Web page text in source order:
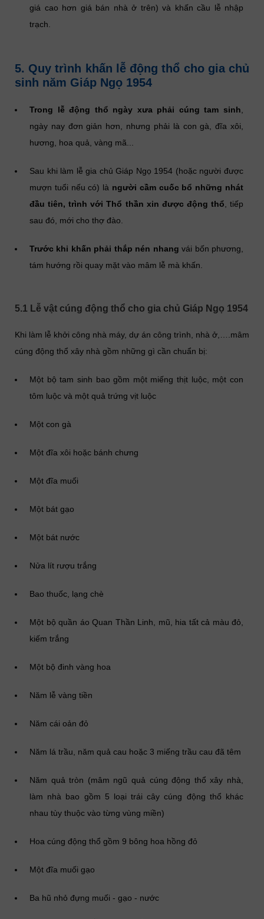
giá cao hơn giá bán nhà ở trên) và khấn cầu lễ nhập
trạch.
5. Quy trình khấn lễ động thổ cho gia chủ
sinh năm Giáp Ngọ 1954
Trong lễ động thổ ngày xưa phải cúng tam sinh
ngày nay đơn giản hơn, nhưng phải là con gà, đĩa xôi,
hương, hoa quả, vàng mã...
Sau khi làm lễ gia chủ Giáp Ngọ 1954 (hoặc người được
mượn tuổi nếu có) là người cầm cuốc bổ những nhát
đầu tiên, trình với Thổ thần xin được động thổ , tiếp
sau đó, mới cho thợ đào.
Trước khi khấn phải thắp nén nhang vái bốn phương,
tám hướng rồi quay mặt vào mâm lễ mà khấn.
5.1 Lễ vật cúng động thổ cho gia chủ Giáp Ngọ 1954
Khi làm lễ khởi công nhà máy, dự án công trình, nhà ở,….mâm
cúng động thổ xây nhà gồm những gì cần chuẩn bị:
Một bộ tam sinh bao gồm một miếng thịt luộc, một con
tôm luộc và một quả trứng vịt luộc
Một con gà
Một đĩa xôi hoặc bánh chưng
Một đĩa muối
Một bát gạo
Một bát nước
Nửa lít rượu trắng
Bao thuốc, lạng chè
Một bộ quần áo Quan Thần Linh, mũ, hia tất cả màu đỏ,
kiếm trắng
Một bộ đinh vàng hoa
Năm lễ vàng tiền
Năm cái oản đỏ
Năm lá trầu, năm quả cau hoặc 3 miếng trầu cau đã têm
Năm quả tròn (mâm ngũ quả cúng động thổ xây nhà,
làm nhà bao gồm 5 loại trái cây cúng động thổ khác
nhau tùy thuộc vào từng vùng miền)
Hoa cúng động thổ gồm 9 bông hoa hồng đỏ
Một đĩa muối gạo
Ba hũ nhỏ đựng muối - gạo - nước